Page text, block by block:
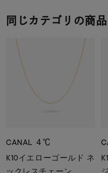
同じカテゴリの商品
CANAL ４℃
K10イエローゴールド ネ